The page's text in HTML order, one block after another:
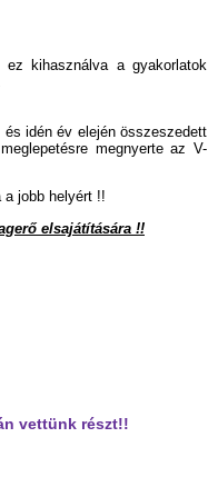
kihasználva a gyakorlatok
idén év elején összeszedett
megnyerte az V-
jobb helyért !!
elsajátítására !!
vettünk részt!!